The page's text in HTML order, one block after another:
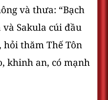
và thưa: “Bạch
và Sakula cúi đầu
hỏi thăm Thế Tôn
khinh an, có mạnh